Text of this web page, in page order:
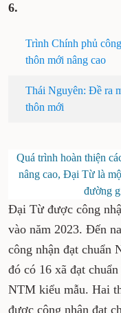
6.
Trình Chính phủ
thôn mới nâng cao
Thái Nguyên: Đề ra
thôn mới
Quá trình hoàn thiện
nâng cao, Đại Từ là
đường
Đại Từ được công
vào năm 2023. Đến
công nhận đạt chuẩn
đó có 16 xã đạt
NTM kiểu mẫu. Hai
được công nhận đạt